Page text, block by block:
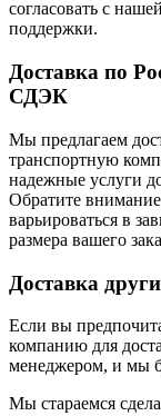
согласовать с
поддержки.
Доставка по
СДЭК
Мы предлагаем
транспортную
надежные услуги
Обратите
варьироваться в
размера вашего
Доставка
Если вы
компанию для
менеджером, и мы
Мы стараемся